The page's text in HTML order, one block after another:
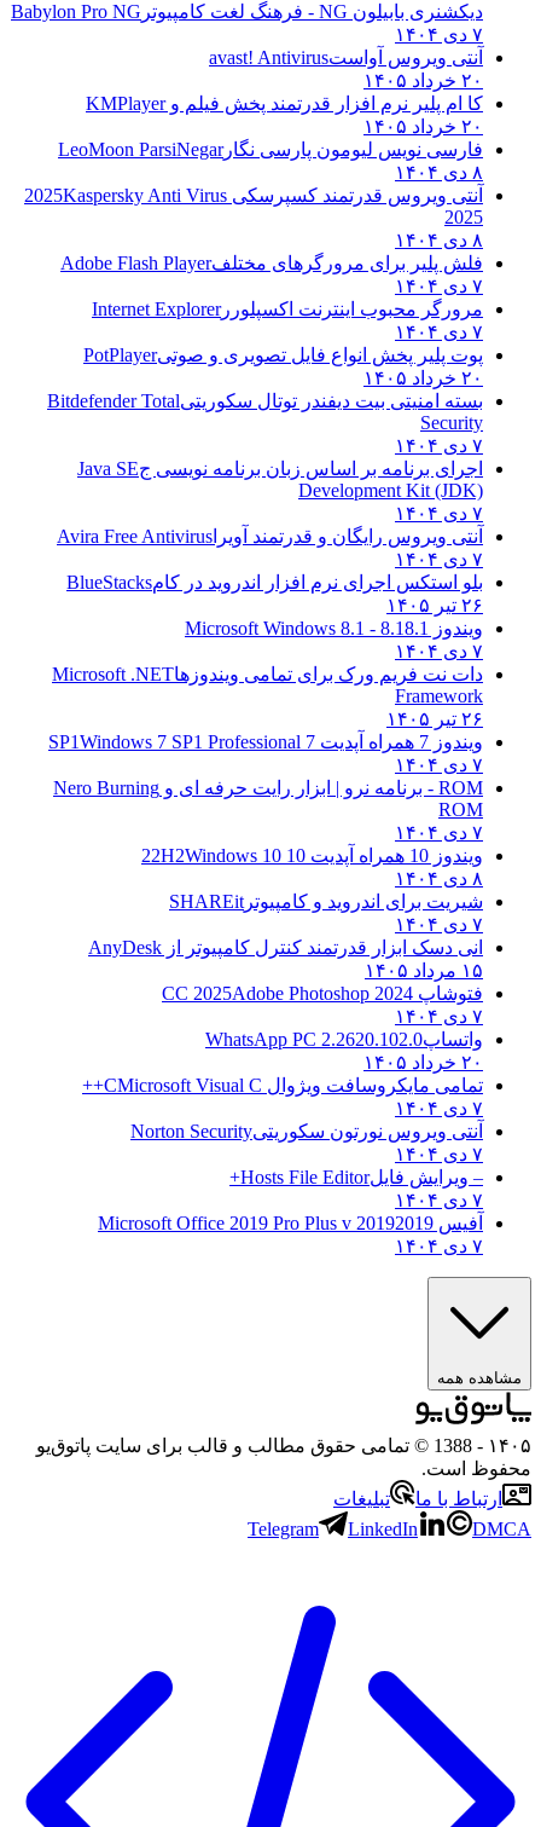
دیکشنری بابیلون NG - فرهنگ لغت کامپیوتر
Babylon Pro NG
۷ دی ۱۴۰۴
آنتی ویروس آواستavast! Antivirus
۲۰ خرداد ۱۴۰۵
کا ام پلیر نرم افزار قدرتمند پخش فیلم وKMPlayer
۲۰ خرداد ۱۴۰۵
فارسی نویس لیومون پارسی نگارLeoMoon ParsiNegar
۸ دی ۱۴۰۴
آنتی ویروس قدرتمند کسپرسکی 2025 Kaspersky Anti Virus
2025
۸ دی ۱۴۰۴
فلش پلیر برای مرورگرهای مختلفAdobe Flash Player
۷ دی ۱۴۰۴
مرورگر محبوب اینترنت اکسپلوررInternet Explorer
۷ دی ۱۴۰۴
پوت پلیر پخش انواع فایل تصویری و صوتیPotPlayer
۲۰ خرداد ۱۴۰۵
بسته امنیتی بیت دیفندر توتال سکوریتیBitdefender Total
Security
۷ دی ۱۴۰۴
اجرای برنامه بر اساس زبان برنامه نویسی جJava SE
Development Kit (JDK)
۷ دی ۱۴۰۴
آنتی ویروس رایگان و قدرتمند آویرا Avira Free Antivirus
۷ دی ۱۴۰۴
بلو استکس اجرای نرم افزار اندروید در کامBlueStacks
۲۶ تیر ۱۴۰۵
ویندوز 8.1
8.1 - Microsoft Windows 8.1
۷ دی ۱۴۰۴
دات نت فریم ورک برای تمامی ویندوزهاMicrosoft .NET
Framework
۲۶ تیر ۱۴۰۵
ویندوز 7 همراه آپدیت 7 SP1
Windows 7 SP1 Professional
۷ دی ۱۴۰۴
ROM - برنامه نرو | ابزار رایت حرفه ای و
Nero Burning
ROM
۷ دی ۱۴۰۴
ویندوز 10 همراه آپدیت 10 22H2
Windows 10
۸ دی ۱۴۰۴
شیریت برای اندروید و کامپیوتر SHAREit
۷ دی ۱۴۰۴
انی دسک ابزار قدرتمند کنترل کامپیوتر از AnyDesk
۱۵ مرداد ۱۴۰۵
فتوشاپ CC 2025 Adobe Photoshop 2024
۷ دی ۱۴۰۴
واتساپWhatsApp PC 2.2620.102.0
۲۰ خرداد ۱۴۰۵
تمامی مایکروسافت ویژوال C Microsoft Visual C++
۷ دی ۱۴۰۴
آنتی ویروس نورتون سکوریتیNorton Security
۷ دی ۱۴۰۴
– ویرایش فایلHosts File Editor+
۷ دی ۱۴۰۴
آفیس 2019 2019 Microsoft Office 2019 Pro Plus v
۷ دی ۱۴۰۴
مشاهده همه
۱۴۰۵
- 1388 © تمامی حقوق مطالب و قالب برای سایت پاتوق‌یو
محفوظ است.
ارتباط با ما
تبلیغات
Telegram
LinkedIn DMCA